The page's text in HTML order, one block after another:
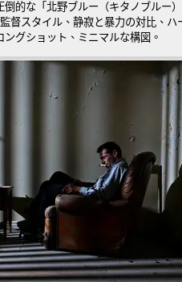
的な「北野ブルー（キタノブルー
督スタイル、静寂と暴力の対比、ハ
ングショット、ミニマルな構図。